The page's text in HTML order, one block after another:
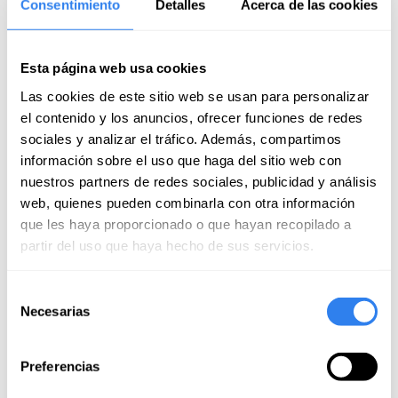
Consentimiento Detalles Acerca de las cookies
Esta página web usa cookies
Las cookies de este sitio web se usan para personalizar
el contenido y los anuncios, ofrecer funciones de redes
sociales y analizar el tráfico. Además, compartimos
información sobre el uso que haga del sitio web con
nuestros partners de redes sociales, publicidad y análisis
web, quienes pueden combinarla con otra información
que les haya proporcionado o que hayan recopilado a
partir del uso que haya hecho de sus servicios.
Necesarias
Preferencias
Juni von 2026
jorge
Juni von 2026
Eine tolle Erfahrung und ich habe viel gelernt, vielen
Dank an die Kursleiterin Ana.
luis miguel
April von 2026
Ein wirklich rundum gelungenes Erlebnis. Ana ist eine
Wissensschatz, den sie gerne weitergibt. Der Beweis
dafür war die unerwartete Wendung, als der Motor
Wunderbar! Vielen Dank, Ana, für alles, was du uns
beigebracht hast, und für den wunderschönen Tag,
Antwort von Luis